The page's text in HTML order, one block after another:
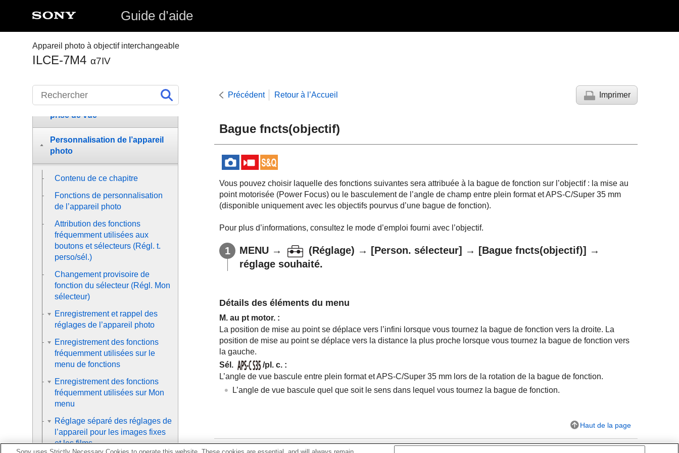
Guide d’aide
Appareil photo à objectif interchangeable
ILCE-7M4 α7IV
Précédent Retour à l’Accueil Imprimer
Bague fncts(objectif)
Vous pouvez choisir laquelle des fonctions suivantes sera attribuée à la bague de fonction sur l’objectif : la mise au
point motorisée (Power Focus) ou le basculement de l’angle de champ entre plein format et APS-C/Super 35 mm
(disponible uniquement avec les objectifs pourvus d’une bague de fonction).
Pour plus d’informations, consultez le mode d’emploi fourni avec l’objectif.
MENU → (Réglage) → [Person. sélecteur] → [Bague fncts(objectif)]
→
réglage souhaité.
Détails des éléments du menu
M. au pt motor. :
La position de mise au point se déplace vers l’infini lorsque vous tournez la bague de fonction vers la droite. La
position de mise au point se déplace vers la distance la plus proche lorsque vous tournez la bague de fonction vers
la gauche.
Sél.
/pl. c. :
L’angle de vue bascule entre plein format et APS-C/Super 35 mm lors de la rotation de la bague de fonction.
L’angle de vue bascule quel que soit le sens dans lequel vous tournez la bague de fonction.
Haut de la page
Rubrique associée
Préparation de
l’appareil/Opérations de prise
de vue de base
Utilisation des fonctions de
prise de vue
Personnalisation de l’appareil
photo
Contenu de ce chapitre
Fonctions de personnalisation
de l’appareil photo
Attribution des fonctions
fréquemment utilisées aux
boutons et sélecteurs (Régl. t.
perso/sél.)
Changement provisoire de
fonction du sélecteur (Régl. Mon
sélecteur)
Enregistrement et rappel des
réglages de l’appareil photo
Enregistrement des fonctions
fréquemment utilisées sur le
menu de fonctions
Enregistrement des fonctions
fréquemment utilisées sur Mon
menu
Réglage séparé des réglages de
l’appareil pour les images fixes
et les films